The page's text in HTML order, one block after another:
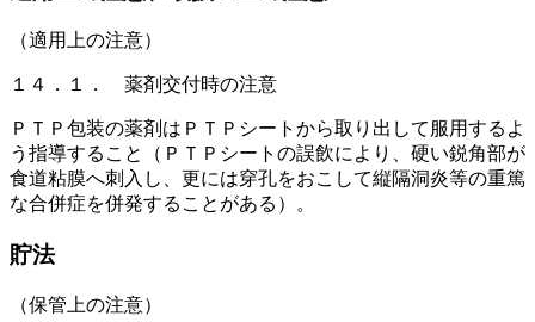
（適用上の注意）
１４．１． 薬剤交付時の注意
ＰＴＰ包装の薬剤はＰＴＰシートから取り出して服用するよ
う指導すること（ＰＴＰシートの誤飲により、硬い鋭角部が
食道粘膜へ刺入し、更には穿孔をおこして縦隔洞炎等の重篤
な合併症を併発することがある）。
貯法
（保管上の注意）